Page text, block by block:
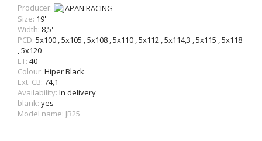
Producer:
Size: 19''
Width: 8,5''
PCD: 5x100 ,5x105 ,5x108 ,5x110 ,5x112 ,5x114,3 ,5x115 ,5x118
,5x120
ET: 40
Colour: Hiper Black
Ext. CB: 74,1
Availability: In delivery
blank: yes
Model name: JR25